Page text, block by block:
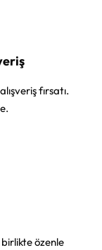
fırsatı.
özenle